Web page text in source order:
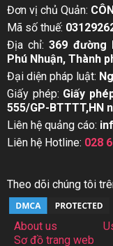
Đơn vị chủ Quản:
Mã số thuế:
Địa chỉ:369 đường
Phú Nhuận, Thành
Đại diện pháp luật:
Giấy phép: Giấy
555/GP-BTTTT,HN
Liên hệ quảng cáo:
Liên hệ Hotline: 028
Theo dõi chúng tôi
About us
Sơ đồ trang web